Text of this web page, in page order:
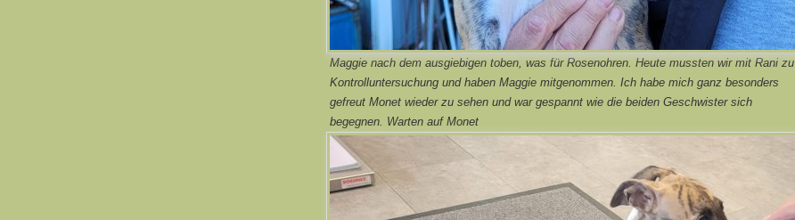
Maggie nach dem ausgiebigen toben, was für Rosenohren. Heute mussten wir mit Rani zu
Kontrolluntersuchung und haben Maggie mitgenommen. Ich habe mich ganz besonders
gefreut Monet wieder zu sehen und war gespannt wie die beiden Geschwister sich
begegnen. Warten auf Monet